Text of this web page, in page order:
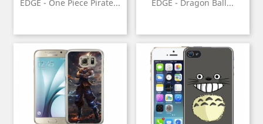
EDGE - One Piece Pirate...
EDGE - Dragon Ball...